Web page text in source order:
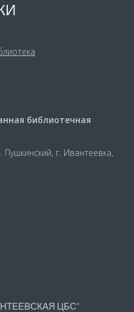
библиотечная
г. Ивантеевка,
ЦБС"